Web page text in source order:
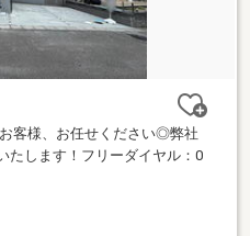
客様、お任せください◎弊社
たします！フリーダイヤル：0